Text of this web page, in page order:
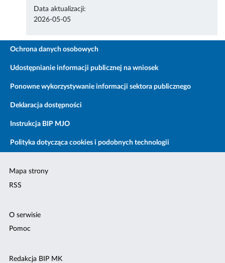
Data aktualizacji:
2026-05-05
Ochrona danych osobowych
Udostępnianie informacji publicznej na wniosek
Ponowne wykorzystywanie informacji sektora publicznego
Deklaracja dostępności
Instrukcja BIP MJO
Polityka dotycząca cookies i podobnych technologii
Mapa strony
RSS
O serwisie
Pomoc
Redakcja BIP MK